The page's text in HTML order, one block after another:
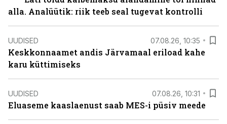
alla. Analüütik: riik teeb seal tugevat kontrolli
UUDISED 07.08.26, 10:35
Keskkonnaamet andis Järvamaal eriload kahe
karu küttimiseks
UUDISED 07.08.26, 10:31
Eluaseme kaaslaenust saab MES-i püsiv meede